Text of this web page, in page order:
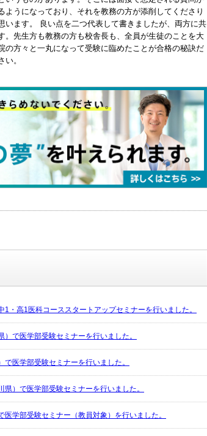
うになっており、それを教務の方が添削してくださり
います。 良い点を二つ代表して書きましたが、両方に共
先生方も教務の方も校舎長も、全員が生徒のことを大
方々と一丸になって受験に臨めたことが合格の秘訣だ
。
・高1医科コーススタートアップセミナーを行いました。
で医学部受験セミナーを行いました。
医学部受験セミナーを行いました。
）で医学部受験セミナーを行いました。
学部受験セミナー（教員対象）を行いました。